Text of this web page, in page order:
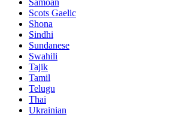
Samoan
Scots Gaelic
Shona
Sindhi
Sundanese
Swahili
Tajik
Tamil
Telugu
Thai
Ukrainian